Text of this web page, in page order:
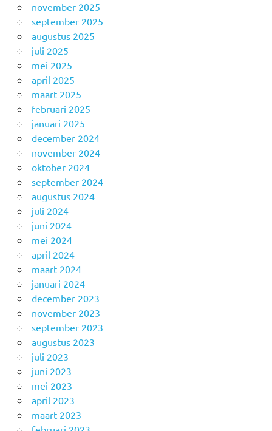
november 2025
september 2025
augustus 2025
juli 2025
mei 2025
april 2025
maart 2025
februari 2025
januari 2025
december 2024
november 2024
oktober 2024
september 2024
augustus 2024
juli 2024
juni 2024
mei 2024
april 2024
maart 2024
januari 2024
december 2023
november 2023
september 2023
augustus 2023
juli 2023
juni 2023
mei 2023
april 2023
maart 2023